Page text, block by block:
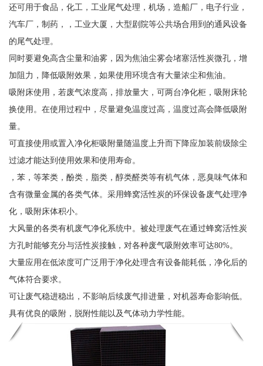
还可用于食品，化工，工业尾气处理，机场，造船厂，电子行业，
汽车厂，制药，，工业大厦，大型剧院等公共场合用到的通风设备
的尾气处理。
同时要避免高含尘量和油雾，因为焦油尘雾会堵塞活性炭微孔，增
加阻力，降低吸附效果，如果使用环境含有大量浓尘和焦油。
吸附床使用，若废气浓度高，排放量大，可两台净化柜，吸附床轮
换使用。在使用过程中，尽量避免温度过高，温度过高会降低吸附
量。
可直接使用或置入净化柜吸附量随温度上升而下降应加装前级除尘
过滤才能达到使用效果和使用寿命。
，苯，等苯类，酚类，脂类，醇类醛类等有机气体，恶臭味气体和
含有微量金属的各类气体。采用蜂窝活性炭的环保设备废气处理净
化，吸附床体积小。
大风量的各类有机废气净化系统中。被处理废气在通过蜂窝活性炭
方孔时能够充分与活性炭接触，对各种废气吸附效率可达80%。
大量应用在低浓度可广泛用于净化处理含有设备能耗低，净化后的
气体符合要求。
可让废气稳进稳出，不影响后续废气排进量，对机器寿命影响低。
具有优良的吸附，脱附性能以及气体动力学性能。